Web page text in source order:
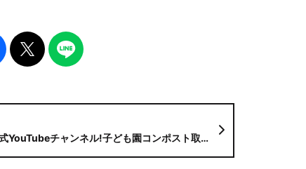
チャンネル!子ども園コンポスト取り組み更新しております！